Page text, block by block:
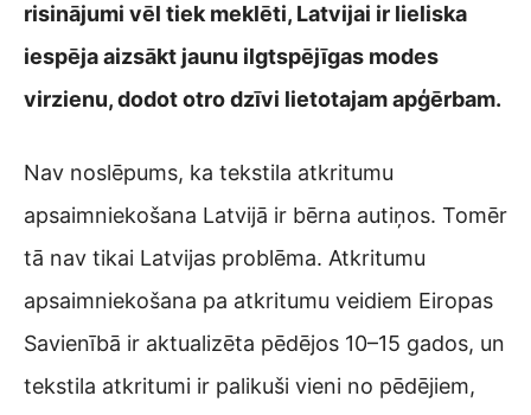
risinājumi vēl tiek meklēti, Latvijai ir lieliska
iespēja aizsākt jaunu ilgtspējīgas modes
virzienu, dodot otro dzīvi lietotajam apģērbam.
Nav noslēpums, ka tekstila atkritumu
apsaimniekošana Latvijā ir bērna autiņos. Tomēr
tā nav tikai Latvijas problēma. Atkritumu
apsaimniekošana pa atkritumu veidiem Eiropas
Savienībā ir aktualizēta pēdējos 10–15 gados, un
tekstila atkritumi ir palikuši vieni no pēdējiem,